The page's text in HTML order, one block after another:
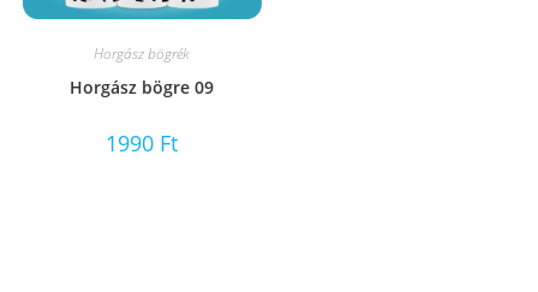
Horgász bögrék
Horgász bögre 09
1990 Ft